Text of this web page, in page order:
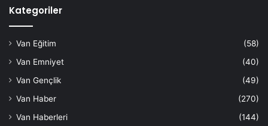
Kategoriler
Van Eğitim
(58)
Van Emniyet
(40)
Van Gençlik
(49)
Van Haber
(270)
Van Haberleri
(144)